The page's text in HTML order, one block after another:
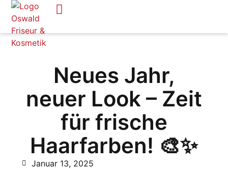
Neues Jahr,
neuer Look – Zeit
für frische
Haarfarben! 🎨✨
Januar 13, 2025